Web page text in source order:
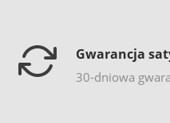
Gwarancja
30-dniowa